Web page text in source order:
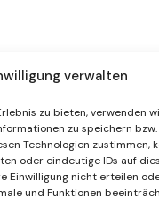
verwalten
zu bieten, verwenden
zu speichern
Technologien zustimmen,
oder eindeutige IDs auf
Einwilligung nicht erteilen
und Funktionen